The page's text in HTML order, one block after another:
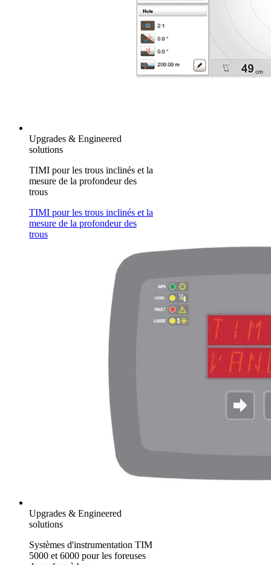
Upgrades & Engineered
solutions
TIMI pour les trous inclinés et la
mesure de la profondeur des
trous
TIMI pour les trous inclinés et la
mesure de la profondeur des
trous
Upgrades & Engineered
solutions
Systèmes d'instrumentation TIM
5000 et 6000 pour les foreuses